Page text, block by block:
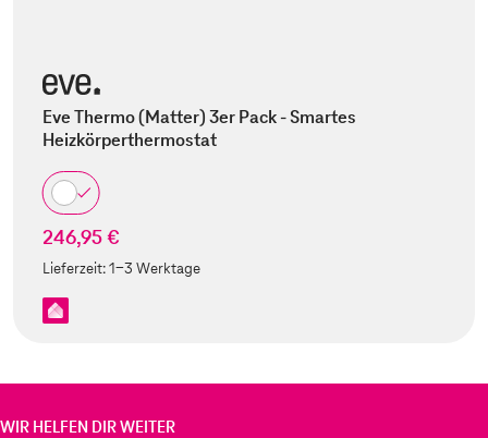
Eve Thermo (Matter) 3er Pack - Smartes
Heizkörperthermostat
246,95 €
Lieferzeit:1-3 Werktage
WIR HELFEN DIR WEITER